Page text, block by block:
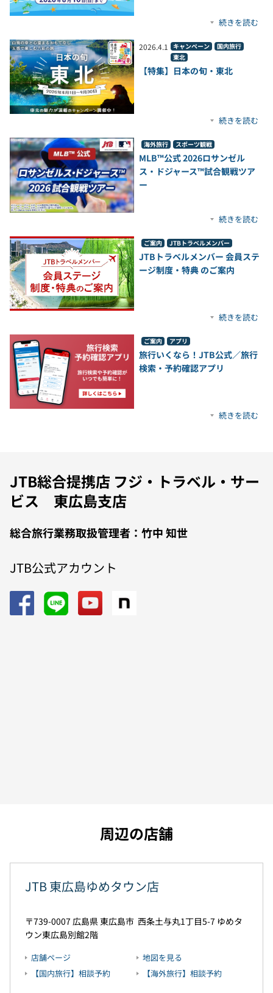
続きを読む
2026.4.1 キャンペーン
国内旅行
東北
【特集】日本の旬・東北
続きを読む
海外旅行 スポーツ観戦
MLB™公式 2026ロサンゼル
ス・ドジャース™試合観戦ツア
ー
続きを読む
ご案内 JTBトラベルメンバー
JTBトラベルメンバー 会員ステ
ージ制度・特典 のご案内
続きを読む
ご案内 アプリ
旅行いくなら！JTB公式／旅行
検索・予約確認アプリ
続きを読む
JTB総合提携店 フジ・トラベル・サー
ビス 東広島支店
総合旅行業務取扱管理者：竹中 知世
JTB公式アカウント
周辺の店舗
JTB 東広島ゆめタウン店
739-0007 広島県 東広島市 西条土与丸1丁目5-7 ゆめタ
ウン東広島別館2階
店舗ページ
【国内旅行】相談予約
地図を見る
【海外旅行】相談予約